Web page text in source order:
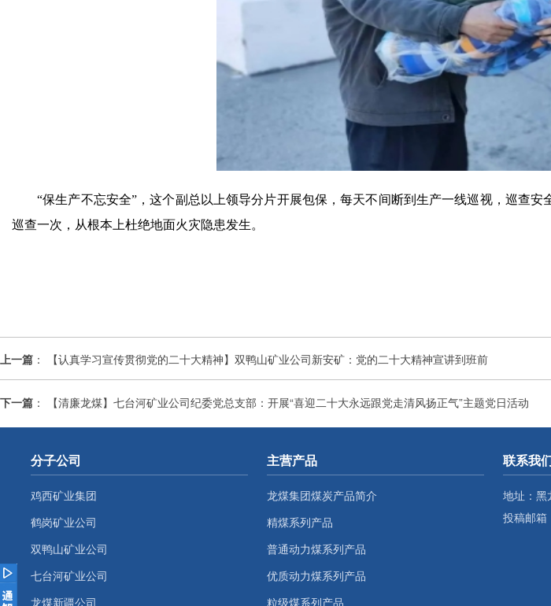
“保生产不忘安全”，这个副总以上领导分片开展包保，每天不间断到生产一线巡视，巡查
巡查一次，从根本上杜绝地面火灾隐患发生。
上一篇 ： 【认真学习宣传贯彻党的二十大精神】双鸭山矿业公司新安矿：党的二十大精神宣讲到班前
下一篇 ： 【清廉龙煤】七台河矿业公司纪委党总支部：开展“喜迎二十大永远跟党走清风扬正气”主题党日活动
分子公司
鸡西矿业集团
鹤岗矿业公司
双鸭山矿业公司
七台河矿业公司
龙煤新疆公司
主营产品
龙煤集团煤炭产品简介
精煤系列产品
普通动力煤系列产品
优质动力煤系列产品
粒级煤系列产品
联系我们
地址：黑
投稿邮箱